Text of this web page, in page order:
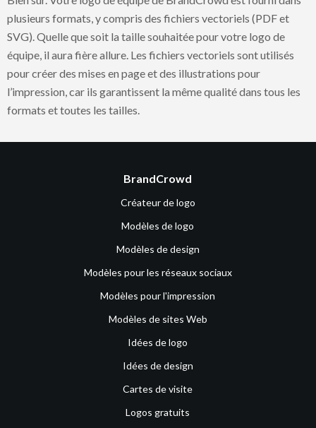
plusieurs formats, y compris des fichiers vectoriels (PDF et
SVG). Quelle que soit la taille souhaitée pour votre logo de
équipe, il aura fière allure. Les fichiers vectoriels sont utilisés
pour créer des mises en page et des illustrations pour
l’impression, car ils garantissent la même qualité dans tous les
formats et toutes les tailles.
BrandCrowd
Créateur de logo
Modèles de logo
Modèles de design
Modèles pour les réseaux sociaux
Modèles pour l'impression
Modèles de sites Web
Idées de logo
Idées de design
Cartes de visite
Logos gratuits